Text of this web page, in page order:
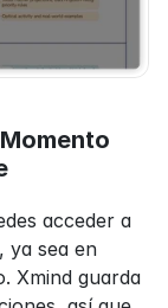
acceder a
ya sea en
Xmind guarda